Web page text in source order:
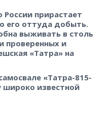
России прирастает
его оттуда добыть.
выживать в столь
проверенных и
«Татра» на
«Татра-815-
известной